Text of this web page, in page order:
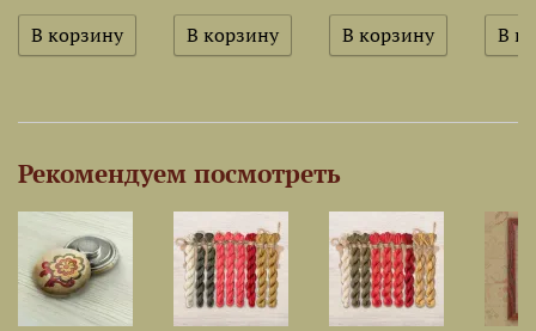
Рекомендуем посмотреть